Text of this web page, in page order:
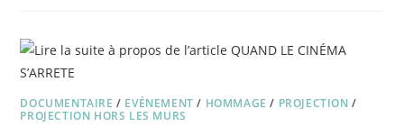
DOCUMENTAIRE / EVÉNEMENT / HOMMAGE / PROJECTION /
PROJECTION HORS LES MURS